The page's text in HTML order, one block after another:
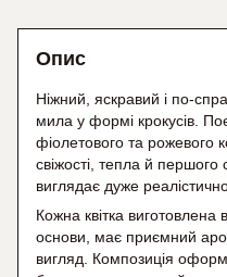
Опис
Ніжний, яскравий і по-
мила у формі крокусів.
фіолетового та рожевого
свіжості, тепла й
виглядає дуже
Кожна квітка виготовлена
основи, має приємний
вигляд. Композиція